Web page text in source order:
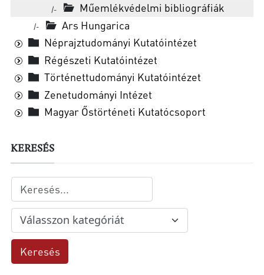
|- Műemlékvédelmi bibliográfiák
|-
Ars Hungarica
Néprajztudományi Kutatóintézet
Régészeti Kutatóintézet
Történettudományi Kutatóintézet
Zenetudományi Intézet
Magyar Őstörténeti Kutatócsoport
KERESÉS